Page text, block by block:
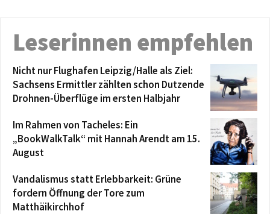
Leserinnen empfehlen
Nicht nur Flughafen Leipzig/Halle als Ziel:
Sachsens Ermittler zählten schon Dutzende
Drohnen-Überflüge im ersten Halbjahr
Im Rahmen von Tacheles: Ein
„BookWalkTalk“ mit Hannah Arendt am 15.
August
Vandalismus statt Erlebbarkeit: Grüne
fordern Öffnung der Tore zum
Matthäikirchhof